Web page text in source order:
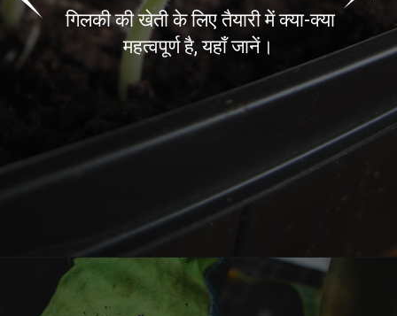
गिलकी की खेती के लिए तैयारी में क्या-क्या
महत्वपूर्ण है, यहाँ जानें।
Opening https://kisanekta.in/gilki-ki-kheti/